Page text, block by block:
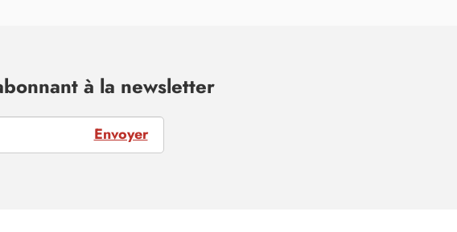
à la newsletter
Envoyer